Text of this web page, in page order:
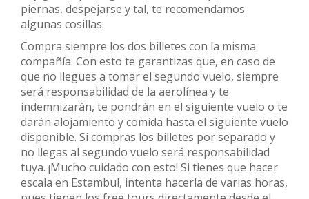
piernas, despejarse y tal, te recomendamos
algunas cosillas:
Compra siempre los dos billetes con la misma
compañía. Con esto te garantizas que, en caso de
que no llegues a tomar el segundo vuelo, siempre
será responsabilidad de la aerolínea y te
indemnizarán, te pondrán en el siguiente vuelo o te
darán alojamiento y comida hasta el siguiente vuelo
disponible. Si compras los billetes por separado y
no llegas al segundo vuelo será responsabilidad
tuya. ¡Mucho cuidado con esto! Si tienes que hacer
escala en Estambul, intenta hacerla de varias horas,